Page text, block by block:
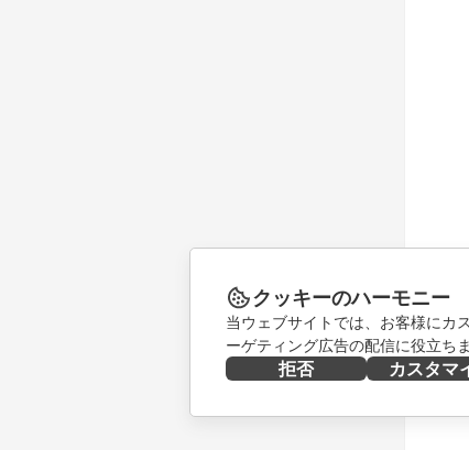
クッキーのハーモニー
当ウェブサイトでは、お客様にカ
ーゲティング広告の配信に役立ち
拒否 カスタマ